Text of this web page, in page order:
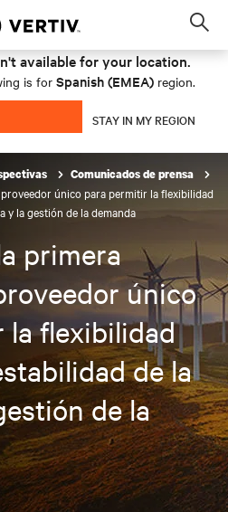
available for your location.
is for Spanish (EMEA) region.
STAY IN MY REGION
Comunicados de prensa
único para permitir la flexibilidad
y la gestión de la demanda
primera
único
la flexibilidad
de la
de la